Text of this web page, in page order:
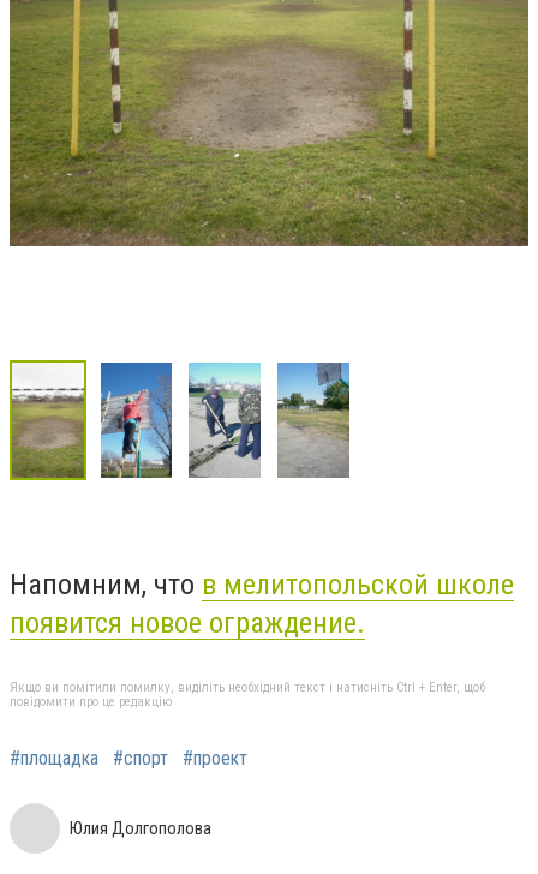
Напомним, что в мелитопольской школе
появится новое ограждение.
Якщо ви помітили помилку, виділіть необхідний текст і натисніть Ctrl + Enter, щоб
повідомити про це редакцію
#площадка #спорт #проект
Юлия Долгополова